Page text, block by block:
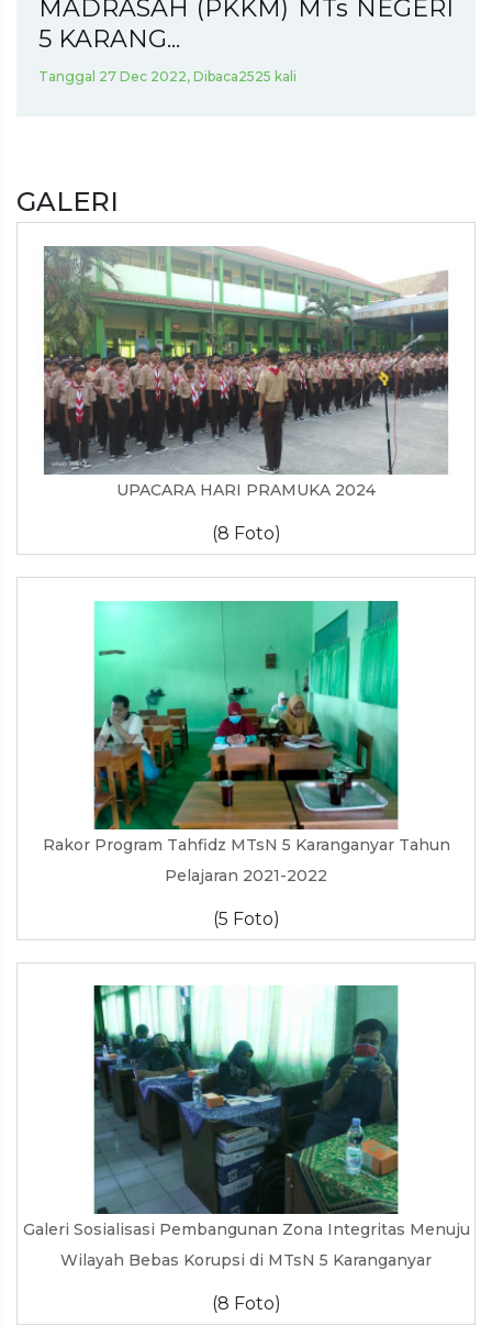
MADRASAH (PKKM) MTs NEGERI
5 KARANG...
Tanggal 27 Dec 2022, Dibaca2525 kali
GALERI
UPACARA HARI PRAMUKA 2024
(8 Foto)
Rakor Program Tahfidz MTsN 5 Karanganyar Tahun
Pelajaran 2021-2022
(5 Foto)
Galeri Sosialisasi Pembangunan Zona Integritas Menuju
Wilayah Bebas Korupsi di MTsN 5 Karanganyar
(8 Foto)